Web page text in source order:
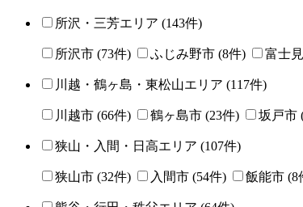
所沢・三芳エリア (143件)
所沢市 (73件) ふじみ野市 (8件) 富士
川越・鶴ヶ島・東松山エリア (117件)
川越市 (66件) 鶴ヶ島市 (23件) 坂戸市
狭山・入間・日高エリア (107件)
狭山市 (32件) 入間市 (54件) 飯能市 (8